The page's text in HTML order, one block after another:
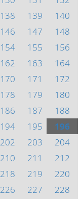
138 139
140
146 147
148
154 155
156
162 163
164
170 171
172
178 179
180
186 187
188
194 195
196
202 203
204
210 211
212
218 219
220
226 227
228